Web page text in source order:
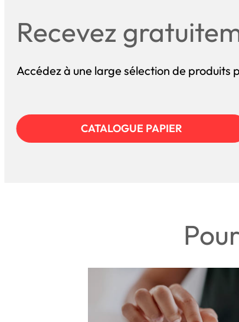
Recevez
Accédez à une large sélection de produits
CATALOGUE PAPIER